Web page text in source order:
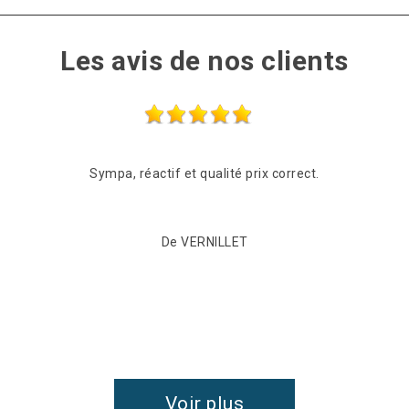
Les avis de nos clients
mon copropriétaire et moi-même avons opté pour
Voir plus